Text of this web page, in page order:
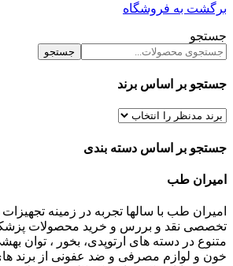
برگشت به فروشگاه
جستجو
جستجو
جستجو بر اساس برند
جستجو بر اساس دسته بندی
امیران طب
امیران طب با سالها تجربه در زمینه
تخصصی نقد و بررس و خرید محصولات
متنوع در دسته های ارتوپدی، بخور ، توان
خون و لوازم مصرفی و ضد عفونی از برند